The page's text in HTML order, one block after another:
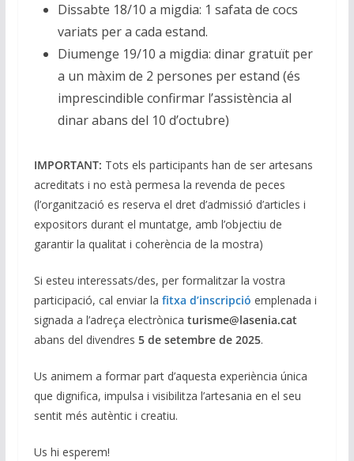
Dissabte 18/10 a migdia: 1 safata de cocs
variats per a cada estand.
Diumenge 19/10 a migdia: dinar gratuït per
a un màxim de 2 persones per estand (és
imprescindible confirmar l’assistència al
dinar abans del 10 d’octubre)
IMPORTANT: Tots els participants han de ser artesans
acreditats i no està permesa la revenda de peces
(l’organització es reserva el dret d’admissió d’articles i
expositors durant el muntatge, amb l’objectiu de
garantir la qualitat i coherència de la mostra)
Si esteu interessats/des, per formalitzar la vostra
participació, cal enviar la fitxa d’inscripció emplenada i
signada a l’adreça electrònica turisme@lasenia.cat
abans del divendres 5 de setembre de 2025.
Us animem a formar part d’aquesta experiència única
que dignifica, impulsa i visibilitza l’artesania en el seu
sentit més autèntic i creatiu.
Us hi esperem!